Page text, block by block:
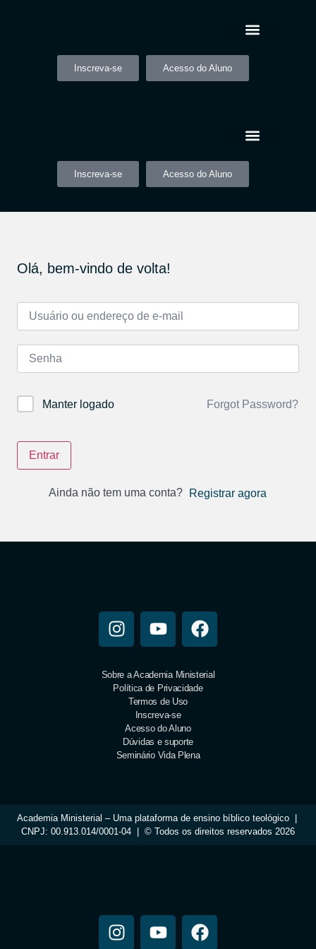
Inscreva-se Acesso do Aluno
Inscreva-se Acesso do Aluno
Olá, bem-vindo de volta!
Manter logado Forgot Password?
Entrar
Ainda não tem uma conta? Registrar agora
Sobre a Academia Ministerial
Política de Privacidade
Termos de Uso
Inscreva-se
Acesso do Aluno
Dúvidas e suporte
Seminário Vida Plena
Academia Ministerial – Uma plataforma de ensino bíblico teológico |
CNPJ: 00.913.014/0001-04 | © Todos os direitos reservados 2026